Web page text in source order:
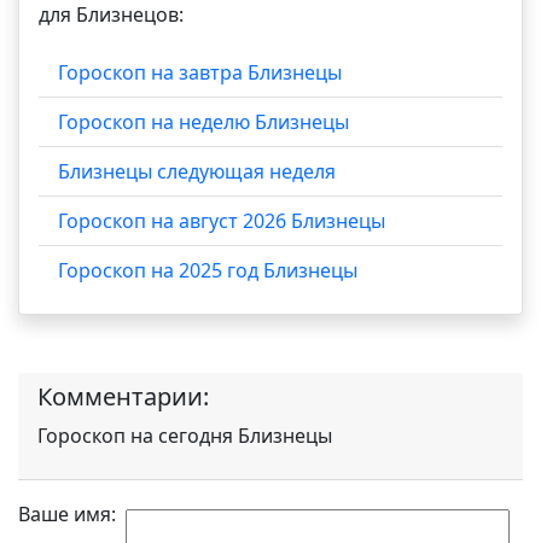
для Близнецов:
Гороскоп на завтра Близнецы
Гороскоп на неделю Близнецы
Близнецы следующая неделя
Гороскоп на август 2026 Близнецы
Гороскоп на 2025 год Близнецы
Комментарии:
Гороскоп на сегодня Близнецы
Ваше имя: